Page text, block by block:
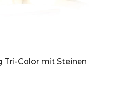
Tri-Color mit Steinen